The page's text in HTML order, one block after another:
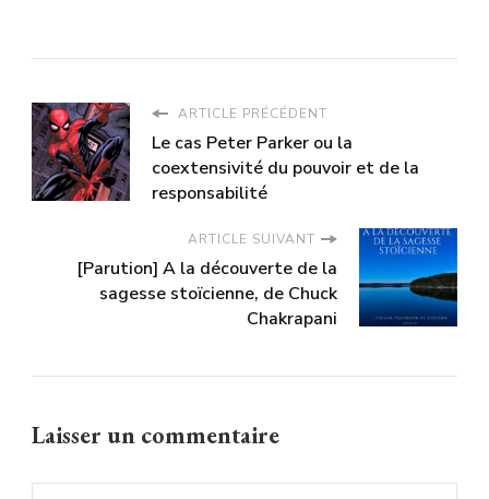
ARTICLE PRÉCÉDENT
Le cas Peter Parker ou la
coextensivité du pouvoir et de la
responsabilité
ARTICLE SUIVANT
[Parution] A la découverte de la
sagesse stoïcienne, de Chuck
Chakrapani
Laisser un commentaire